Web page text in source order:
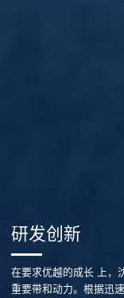
研发创新
在要求优越的成长 上，
重要带和动力。根据迅